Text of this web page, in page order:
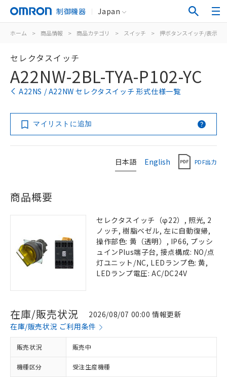
制御機器 Japan
ホーム > 商品情報 > 商品カテゴリ > スイッチ > 押ボタンスイッチ/表示灯
セレクタスイッチ
A22NW-2BL-TYA-P102-YC
A22NS / A22NW セレクタスイッチ 形式仕様一覧
マイリストに追加
日本語 English PDF出力
商品概要
セレクタスイッチ（φ22）, 照光, 2
ノッチ, 樹脂ベゼル, 左に自動復帰,
操作部色: 黄（透明）, IP66, プッシ
ュインPlus端子台, 接点構成: NO/点
灯ユニット/NC, LEDランプ色: 黄,
LEDランプ電圧: AC/DC24V
在庫/販売状況
2026/08/07 00:00 情報更新
在庫/販売状況 ご利用条件
販売状況 販売中
機種区分 受注生産機種